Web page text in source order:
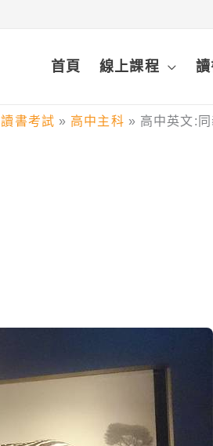
首頁 線上課程
讀書考試 高中主科 高中英文: